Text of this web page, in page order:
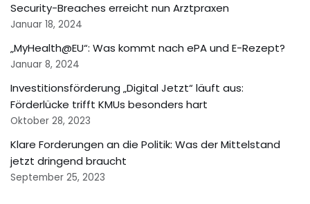
Security-Breaches erreicht nun Arztpraxen
Januar 18, 2024
„MyHealth@EU“: Was kommt nach ePA und E-Rezept?
Januar 8, 2024
Investitionsförderung „Digital Jetzt“ läuft aus:
Förderlücke trifft KMUs besonders hart
Oktober 28, 2023
Klare Forderungen an die Politik: Was der Mittelstand
jetzt dringend braucht
September 25, 2023